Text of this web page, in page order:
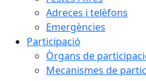
Adreces i telèfons
Emergències
Participació
Òrgans de
Mecanismes de